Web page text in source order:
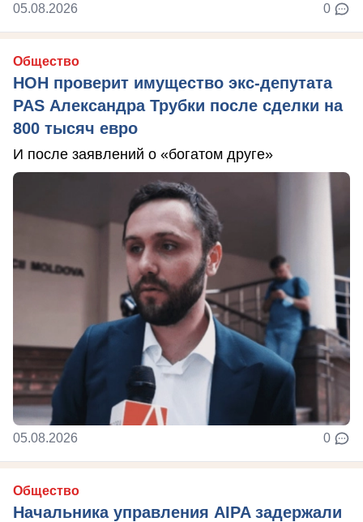
05.08.2026 0
Общество
НОН проверит имущество экс-депутата
PAS Александра Трубки после сделки на
800 тысяч евро
И после заявлений о «богатом друге»
05.08.2026 0
Общество
Начальника управления AIPA задержали